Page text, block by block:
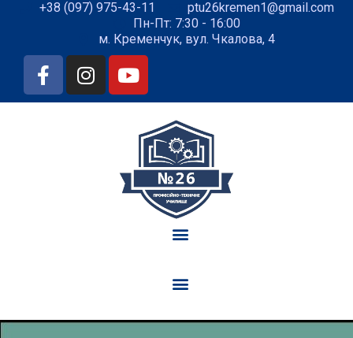
+38 (097) 975-43-11
ptu26kremen1@gmail.com
Пн-Пт: 7:30 - 16:00
м. Кременчук, вул. Чкалова, 4